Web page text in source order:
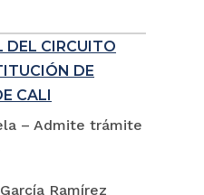
DEL CIRCUITO
DE
CALI
– Admite trámite
Ramírez